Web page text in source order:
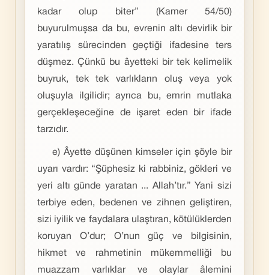
kadar olup biter” (Kamer 54/50)
buyurulmuşsa da bu, evrenin altı devirlik bir
yaratılış sürecinden geçtiği ifadesine ters
düşmez. Çünkü bu âyetteki bir tek kelimelik
buyruk, tek tek varlıkların oluş veya yok
oluşuyla ilgilidir; ayrıca bu, emrin mutlaka
gerçekleşeceğine de işaret eden bir ifade
tarzıdır.
e) Âyette düşünen kimseler için şöyle bir
uyarı vardır: “Şüphesiz ki rabbiniz, gökleri ve
yeri altı günde yaratan ... Allah’tır.” Yani sizi
terbiye eden, bedenen ve zihnen geliştiren,
sizi iyilik ve faydalara ulaştıran, kötülüklerden
koruyan O’dur; O’nun güç ve bilgisinin,
hikmet ve rahmetinin mükemmelliği bu
muazzam varlıklar ve olaylar âlemini